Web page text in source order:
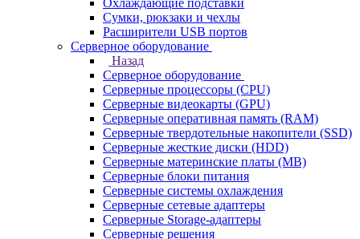
Охлаждающие подставки
Сумки, рюкзаки и чехлы
Расширители USB портов
Серверное оборудование
Назад
Серверное оборудование
Серверные процессоры (CPU)
Серверные видеокарты (GPU)
Серверные оперативная память (RAM)
Серверные твердотельные накопители (SSD)
Серверные жесткие диски (HDD)
Серверные материнские платы (MB)
Серверные блоки питания
Серверные системы охлаждения
Серверные сетевые адаптеры
Серверные Storage-адаптеры
Серверные решения